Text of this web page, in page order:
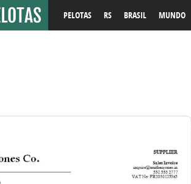
PELOTAS RS BRASIL MUNDO